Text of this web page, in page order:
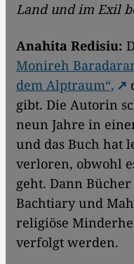
Land und im Exil
Anahita Redisiu:
Monireh
dem Alptraum“,
gibt. Die Autorin
neun Jahre in
und das Buch hat
verloren, obwohl
geht. Dann
Bachtiary und
religiöse
verfolgt werden.